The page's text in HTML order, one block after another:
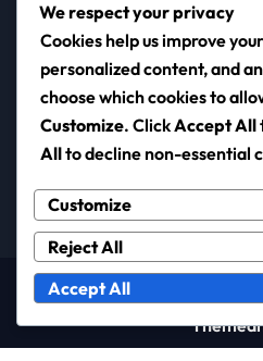
Xbox ja Microsoft Store -
Copyright © All rights
We respect your privacy
Cookies help us improve
personalized content, and
choose which cookies to
Customize. ClickAccept All
Allto decline non-essential
Customize
Reject All
Accept All